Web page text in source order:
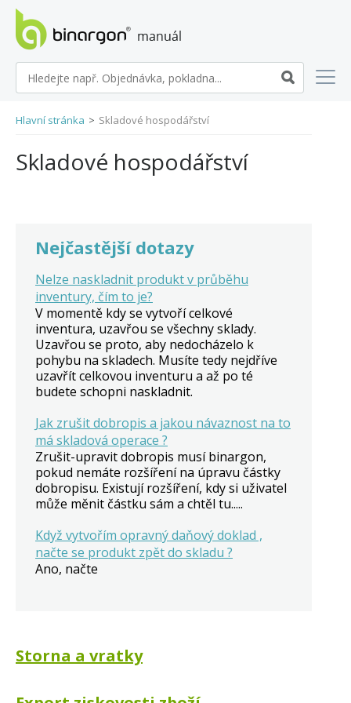
Hlavní stránka > Skladové hospodářství
Skladové hospodářství
Nejčastější dotazy
Nelze naskladnit produkt v průběhu
inventury, čím to je?
V momentě kdy se vytvoří celkové
inventura, uzavřou se všechny sklady.
Uzavřou se proto, aby nedocházelo k
pohybu na skladech. Musíte tedy nejdříve
uzavřít celkovou inventuru a až po té
budete schopni naskladnit.
Jak zrušit dobropis a jakou návaznost na to
má skladová operace ?
Zrušit-upravit dobropis musí binargon,
pokud nemáte rozšíření na úpravu částky
dobropisu. Existují rozšíření, kdy si uživatel
může měnit částku sám a chtěl tu.....
Když vytvořím opravný daňový doklad ,
načte se produkt zpět do skladu ?
Ano, načte
Storna a vratky